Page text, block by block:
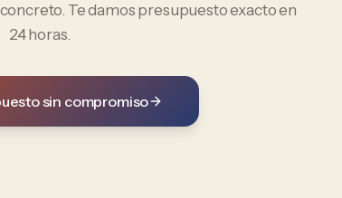
Te damos presupuesto exacto en
24 horas.
sin compromiso